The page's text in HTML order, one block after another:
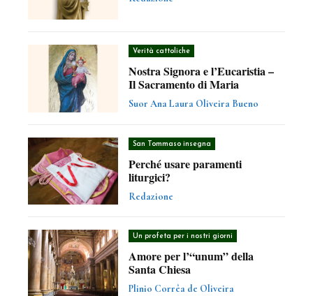
Verità cattoliche
Nostra Signora e l’Eucaristia –
Il Sacramento di Maria
Suor Ana Laura Oliveira Bueno
San Tommaso insegna
Perché usare paramenti
liturgici?
Redazione
Un profeta per i nostri giorni
Amore per l’“unum” della
Santa Chiesa
Plinio Corrêa de Oliveira